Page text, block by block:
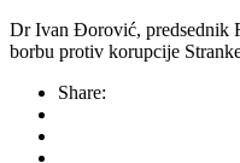
Dr Ivan Đorović, predsednik
borbu protiv korupcije
Share: